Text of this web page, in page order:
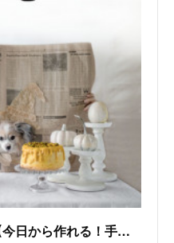
オンラインレシピブック【今日から作れる！手作り犬おやつレシピ】